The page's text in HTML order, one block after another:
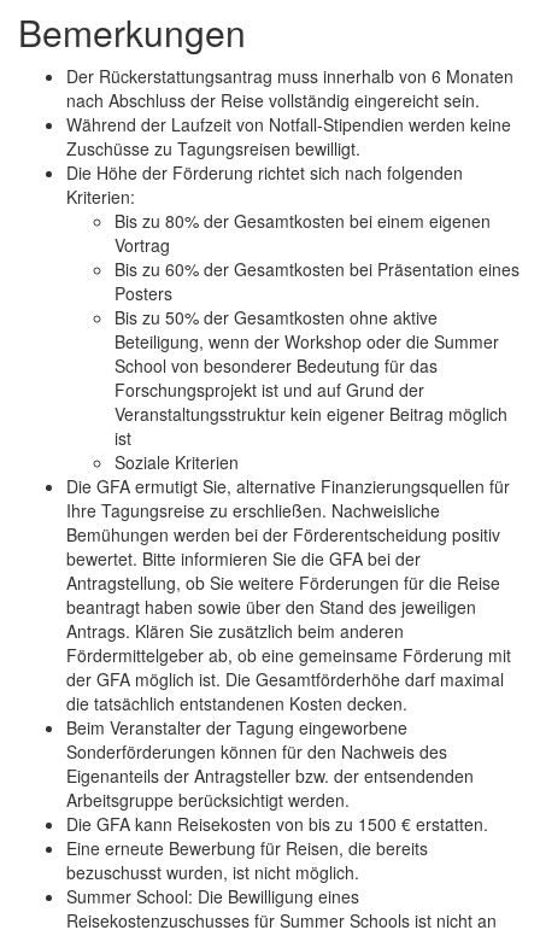
Bemerkungen
Der Rückerstattungsantrag muss innerhalb von 6 Monaten
nach Abschluss der Reise vollständig eingereicht sein.
Während der Laufzeit von Notfall-Stipendien werden keine
Zuschüsse zu Tagungsreisen bewilligt.
Die Höhe der Förderung richtet sich nach folgenden
Kriterien:
Bis zu 80% der Gesamtkosten bei einem eigenen
Vortrag
Bis zu 60% der Gesamtkosten bei Präsentation eines
Posters
Bis zu 50% der Gesamtkosten ohne aktive
Beteiligung, wenn der Workshop oder die Summer
School von besonderer Bedeutung für das
Forschungsprojekt ist und auf Grund der
Veranstaltungsstruktur kein eigener Beitrag möglich
ist
Soziale Kriterien
Die GFA ermutigt Sie, alternative Finanzierungsquellen für
Ihre Tagungsreise zu erschließen. Nachweisliche
Bemühungen werden bei der Förderentscheidung positiv
bewertet. Bitte informieren Sie die GFA bei der
Antragstellung, ob Sie weitere Förderungen für die Reise
beantragt haben sowie über den Stand des jeweiligen
Antrags. Klären Sie zusätzlich beim anderen
Fördermittelgeber ab, ob eine gemeinsame Förderung mit
der GFA möglich ist. Die Gesamtförderhöhe darf maximal
die tatsächlich entstandenen Kosten decken.
Beim Veranstalter der Tagung eingeworbene
Sonderförderungen können für den Nachweis des
Eigenanteils der Antragsteller bzw. der entsendenden
Arbeitsgruppe berücksichtigt werden.
Die GFA kann Reisekosten von bis zu 1500 € erstatten.
Eine erneute Bewerbung für Reisen, die bereits
bezuschusst wurden, ist nicht möglich.
Summer School: Die Bewilligung eines
Reisekostenzuschusses für Summer Schools ist nicht an